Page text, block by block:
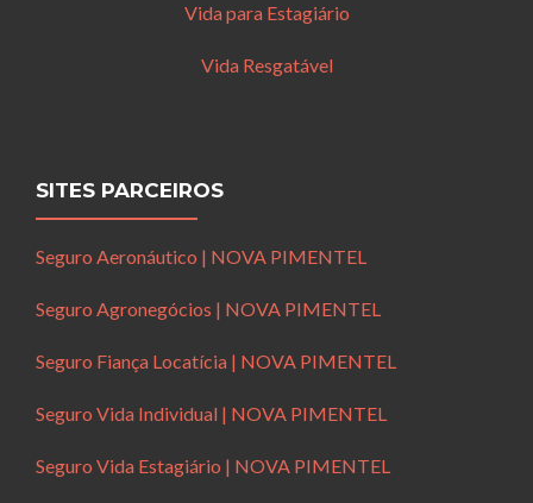
Vida para Estagiário
Vida Resgatável
SITES PARCEIROS
Seguro Aeronáutico | NOVA PIMENTEL
Seguro Agronegócios | NOVA PIMENTEL
Seguro Fiança Locatícia | NOVA PIMENTEL
Seguro Vida Individual | NOVA PIMENTEL
Seguro Vida Estagiário | NOVA PIMENTEL